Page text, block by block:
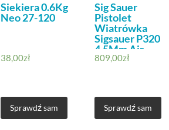
Siekiera 0.6Kg
Neo 27-120
38,00zł
Sprawdź sam
Sig Sauer
Pistolet
Wiatrówka
Sigsauer P320
4,5Mm Air-
P320-177-30R-
Magazynek 30X
Śrut Diabolo Co2
Blowback
809,00zł
Sprawdź sam